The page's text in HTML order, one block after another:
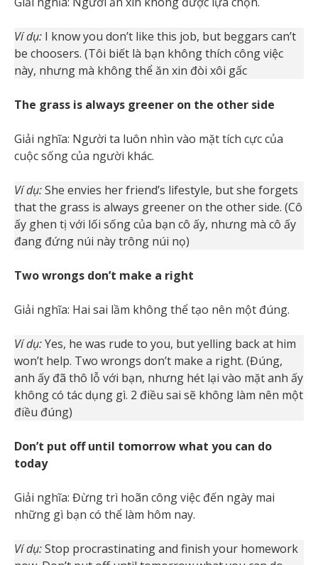
Ví dụ: I know you don’t like this job, but beggars can’t
be choosers. (Tôi biết là bạn không thích công việc
này, nhưng mà không thể ăn xin đòi xôi gấc
The grass is always greener on the other side
Giải nghĩa: Người ta luôn nhìn vào mặt tích cực của
cuộc sống của người khác.
Ví dụ:She envies her friend’s lifestyle, but she forgets
that the grass is always greener on the other side. (Cô
ấy ghen tị với lối sống của bạn cô ấy, nhưng mà cô ấy
đang đứng núi này trông núi nọ)
Two wrongs don’t make a right
Giải nghĩa: Hai sai lầm không thể tạo nên một đúng.
Ví dụ:Yes, he was rude to you, but yelling back at him
won’t help. Two wrongs don’t make a right. (Đúng,
anh ấy đã thô lỗ với bạn, nhưng hét lại vào mặt anh ấy
không có tác dụng gì. 2 điều sai sẽ không làm nên một
điều đúng)
Don’t put off until tomorrow what you can do
today
Giải nghĩa: Đừng trì hoãn công việc đến ngày mai
những gì bạn có thể làm hôm nay.
Ví dụ:Stop procrastinating and finish your homework